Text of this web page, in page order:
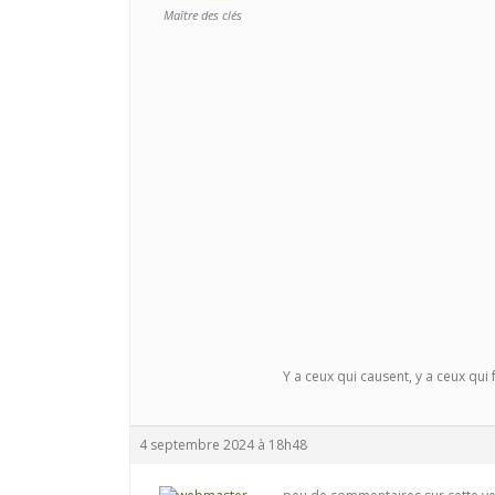
Maître des clés
Y a ceux qui causent, y a ceux qui
4 septembre 2024 à 18h48